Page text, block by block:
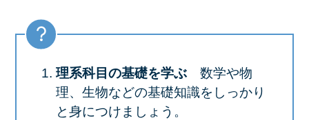
理系科目の基礎を学ぶ 数学や物
理、生物などの基礎知識をしっかり
と身につけましょう。​